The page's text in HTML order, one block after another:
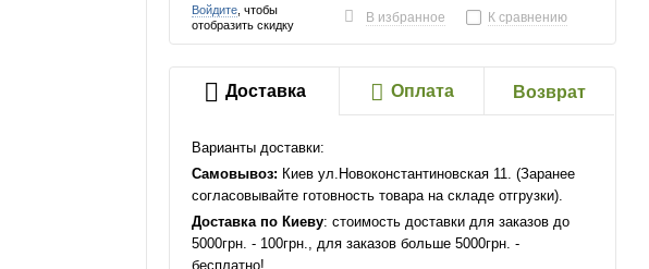
Войдите , чтобы
отобразить скидку
В избранное К сравнению
Доставка Оплата Возврат
Варианты доставки:
Самовывоз: Киев ул.Новоконстантиновская 11. (Заранее
согласовывайте готовность товара на складе отгрузки).
Доставка по Киеву: стоимость доставки для заказов до
5000грн. - 100грн., для заказов больше 5000грн. -
бесплатно!